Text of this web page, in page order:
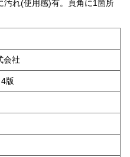
汚れ(使用感)有。頁角に1箇所
会社
版